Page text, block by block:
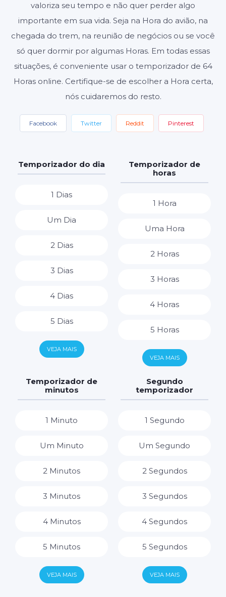
valoriza seu tempo e não quer perder algo
importante em sua vida. Seja na Hora do avião, na
chegada do trem, na reunião de negócios ou se você
só quer dormir por algumas Horas. Em todas essas
situações, é conveniente usar o temporizador de 64
Horas online. Certifique-se de escolher a Hora certa,
nós cuidaremos do resto.
Facebook Twitter Reddit Pinterest
Temporizador do dia
1 Dias
Um Dia
2 Dias
3 Dias
4 Dias
5 Dias
6 Dias
VEJA MAIS
Temporizador de
horas
1 Hora
Uma Hora
2 Horas
3 Horas
4 Horas
5 Horas
6 Horas
7 Horas
15 Horas
VEJA MAIS
Temporizador de
minutos
1 Minuto
Um Minuto
2 Minutos
3 Minutos
4 Minutos
5 Minutos
6 Minutos
VEJA MAIS
Segundo
temporizador
1 Segundo
Um Segundo
2 Segundos
3 Segundos
4 Segundos
5 Segundos
6 Segundos
VEJA MAIS
Configurações